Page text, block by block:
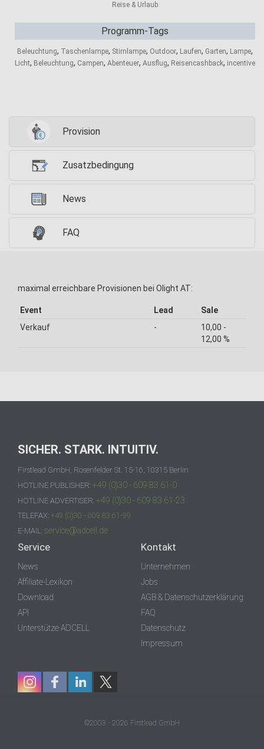
Reise & Urlaub
Programm-Tags
Beleuchtung, Taschenlampe, Stirnlampe, Outdoor, Laufen, Garten, Lampe,
Licht, Beleuchtung, Campen, Abenteuer, Ausflug, Reisencashback, incentive
Provision
Zusatzbedingung
News
FAQ
maximal erreichbare Provisionen bei Olight AT:
Event Lead
Sale
Verkauf
-
10,00 -
12,00 %
SICHER. STARK. INTUITIV.
Firstlead GmbH, Rosenfelder St. 15-16, 10315 Berlin
HOTLINE PUBLISHER: +49 (0)30 - 609 83 61-0
HOTLINE ADVERTISER: +49 (0)30 - 609 83 61-23
TELEFAX: +49 (0)30 - 609 83 61-99
E-MAIL: service@adcell.de
Service
News
Affiliate-Lexikon
Download
API
Unterstütze ADCELL
Kontakt
Unternehmen
Jobs
AGB & Datenschutzerklärung
FAQ
Datenschutz
Impressum
©2003 - 2026 Firstlead GmbH